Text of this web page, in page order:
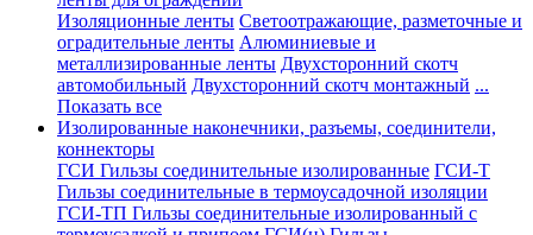
Изоляционные ленты Светоотражающие, разметочные и
оградительные ленты Алюминиевые и
металлизированные ленты Двухсторонний скотч
автомобильный Двухсторонний скотч монтажный ...
Показать все
Изолированные наконечники, разъемы, соединители,
коннекторы
ГСИ Гильзы соединительные изолированные ГСИ-Т
Гильзы соединительные в термоусадочной изоляции
ГСИ-ТП Гильзы соединительные изолированный с